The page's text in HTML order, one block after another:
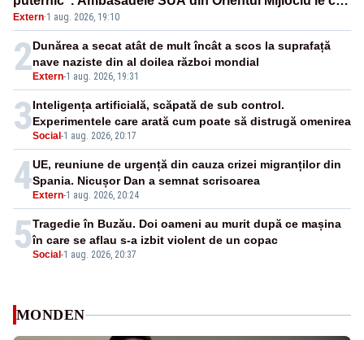
americanilor să părăsească urgent zona
Extern·1 aug. 2026, 19:10
2 Extern-1 aug. 2026, 19:31
Dunărea a secat atât de mult încât a scos la suprafață
nave naziste din al doilea război mondial
3Social -1 aug. 2026, 20:17
Inteligența artificială, scăpată de sub control.
Experimentele care arată cum poate să distrugă omenirea
4 Extern-1 aug. 2026, 20:24
UE, reuniune de urgență din cauza crizei migranților din
Spania. Nicușor Dan a semnat scrisoarea
5Social -1 aug. 2026, 20:37
Tragedie în Buzău. Doi oameni au murit după ce mașina
în care se aflau s-a izbit violent de un copac
MONDEN